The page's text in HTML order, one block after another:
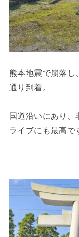
熊本地震で崩落し
通り到着。
国道沿いにあり、
ライブにも最高で